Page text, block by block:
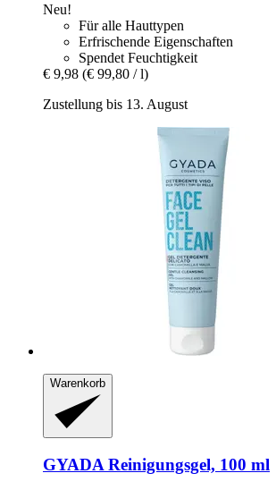
Neu!
Für alle Hauttypen
Erfrischende Eigenschaften
Spendet Feuchtigkeit
€ 9,98 (€ 99,80 / l)
Zustellung bis 13. August
Warenkorb
GYADA Reinigungsgel, 100 ml